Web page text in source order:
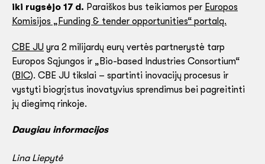
iki rugsėjo 17 d. Paraiškos bus teikiamos per Europos
Komisijos „Funding & tender opportunities“ portalą.
CBE JU yra 2 milijardų eurų vertės partnerystė tarp
Europos Sąjungos ir „Bio-based Industries Consortium“
(BIC). CBE JU tikslai – spartinti inovacijų procesus ir
vystyti biogrįstus inovatyvius sprendimus bei pagreitinti
jų diegimą rinkoje.
Daugiau informacijos
Lina Liepytė